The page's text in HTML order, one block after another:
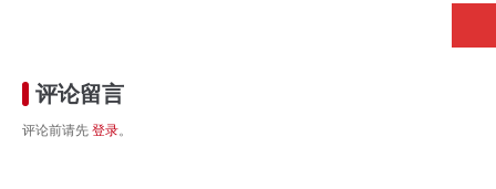
评论留言
评论前请先 登录。